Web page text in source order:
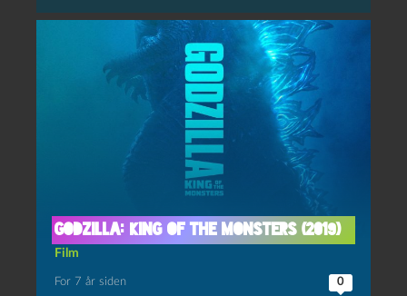
Godzilla: King of the Monsters (2019)
Film
For 7 år siden 0